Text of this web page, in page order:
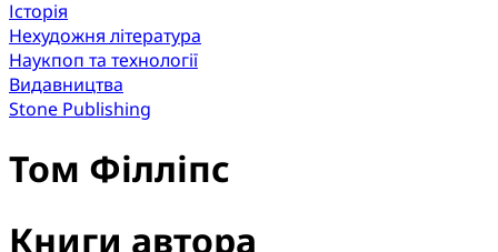
Історія
Нехудожня література
Наукпоп та технології
Видавництва
Stone Publishing
Том Філліпс
Книги автора